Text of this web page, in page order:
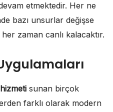
etmektedir. Her ne
bazı unsurlar değişse
zaman canlı kalacaktır.
sunan birçok
farklı olarak modern